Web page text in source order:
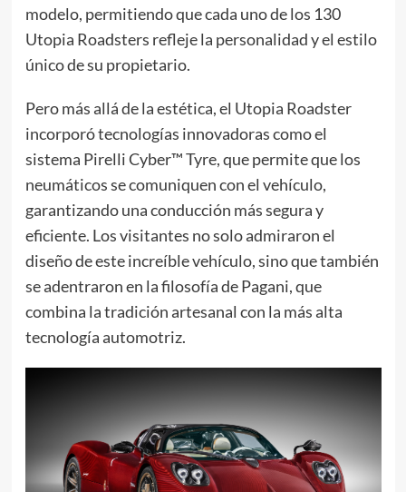
modelo, permitiendo que cada uno de los 130
Utopia Roadsters refleje la personalidad y el estilo
único de su propietario.
Pero más allá de la estética, el Utopia Roadster
incorporó tecnologías innovadoras como el
sistema Pirelli Cyber™ Tyre, que permite que los
neumáticos se comuniquen con el vehículo,
garantizando una conducción más segura y
eficiente. Los visitantes no solo admiraron el
diseño de este increíble vehículo, sino que también
se adentraron en la filosofía de Pagani, que
combina la tradición artesanal con la más alta
tecnología automotriz.